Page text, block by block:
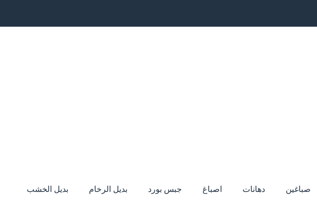
صباغين دهانات اصباغ جبس بورد بديل الرخام بديل الخشب